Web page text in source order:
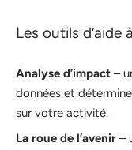
Les outils d’aide
Analyse d’impact –
données et
sur votre activité.
La roue de l’avenir –